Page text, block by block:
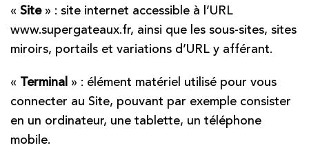
« Site» : site internet accessible à l’URL
www.supergateaux.fr, ainsi que les sous-sites, sites
miroirs, portails et variations d’URL y afférant.
« Terminal » : élément matériel utilisé pour vous
connecter au Site, pouvant par exemple consister
en un ordinateur, une tablette, un téléphone
mobile.